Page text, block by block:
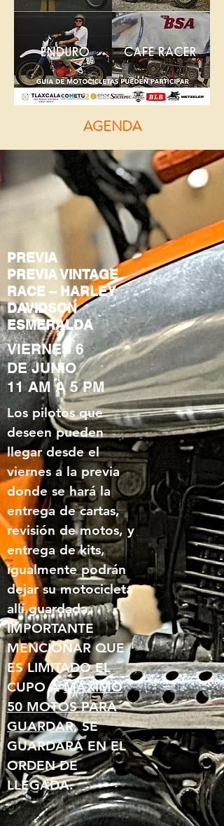
AGENDA
PREVIA
PREVIA VINTAGE
RACE – HARLEY
DAVIDSON
ESMERALDA
VIERNES 6
DE JUNIO
11 AM A 5 PM
Los pilotos que
deseen pueden
llegar desde el
viernes a la previa
donde se hará la
entrega de cartas,
revisión de motos, y
entrega de kits,
igualmente podrán
dejar su motocicleta
allí guardada,
IMPORTANTE
MENCIONAR QUE
ES LIMITADO EL
CUPO AMÁXIMO
50 MOTOS PARA
GUARDAR, SE
GUARDARÁ EN EL
ORDEN DE
LLEGADA.